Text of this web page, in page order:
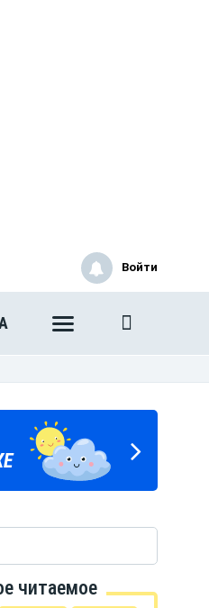
Войти
ДЕНЬ
области
читаемое